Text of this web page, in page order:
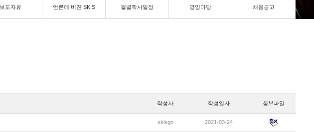
보도자료 언론에 비친 SKIS 월별학사일정 영양마당 채용공고
작성자 작성일자 첨부파일
skisgo 2021-03-24